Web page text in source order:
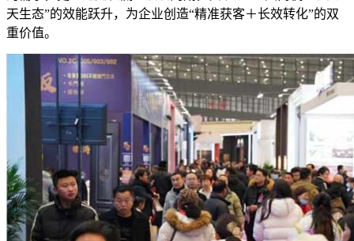
天生态”的效能跃升，为企业创造“精准获客＋长效转化”的双
重价值。